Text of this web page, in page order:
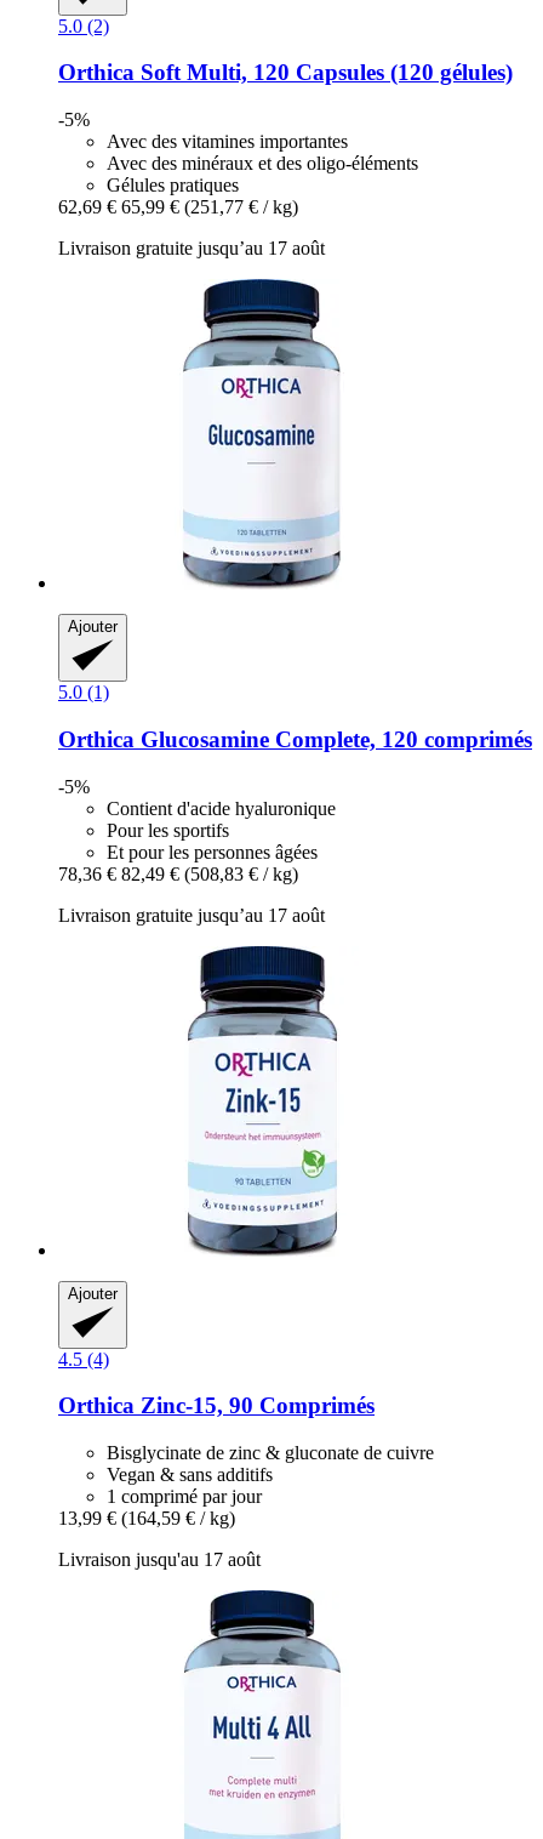
5.0 (2)
Orthica Soft Multi, 120 Capsules (120 gélules)
-5%
Avec des vitamines importantes
Avec des minéraux et des oligo-éléments
Gélules pratiques
62,69 € 65,99 € (251,77 € / kg)
Livraison gratuite jusqu’au 17 août
Ajouter
5.0 (1)
Orthica Glucosamine Complete, 120 comprimés
-5%
Contient d'acide hyaluronique
Pour les sportifs
Et pour les personnes âgées
78,36 € 82,49 € (508,83 € / kg)
Livraison gratuite jusqu’au 17 août
Ajouter
4.5 (4)
Orthica Zinc-​15, 90 Comprimés
Bisglycinate de zinc & gluconate de cuivre
Vegan & sans additifs
1 comprimé par jour
13,99 € (164,59 € / kg)
Livraison jusqu'au 17 août